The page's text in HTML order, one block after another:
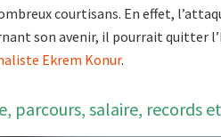
courtisans. En effet,
son avenir, il pourrait quitter
Ekrem Konur.
parcours, salaire, records